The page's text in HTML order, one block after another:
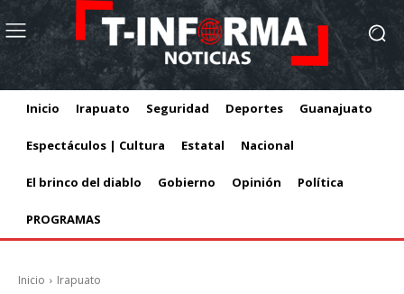
Inicio Irapuato Seguridad Deportes Guanajuato
Espectáculos | Cultura Estatal Nacional
El brinco del diablo Gobierno Opinión Política
PROGRAMAS
Inicio Irapuato